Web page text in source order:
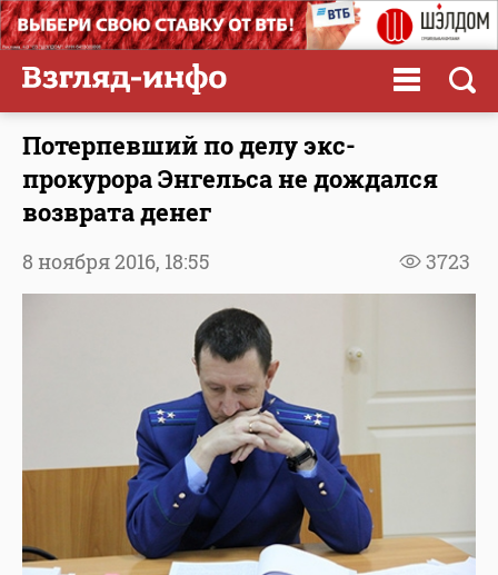
Потерпевший по делу экс-
прокурора Энгельса не дождался
возврата денег
3723
8 ноября 2016, 18:55